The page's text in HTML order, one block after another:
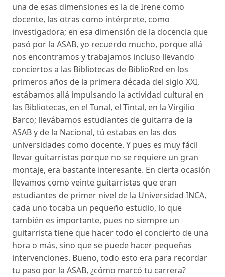
una de esas dimensiones es la de Irene como
docente, las otras como intérprete, como
investigadora; en esa dimensión de la docencia que
pasó por la ASAB, yo recuerdo mucho, porque allá
nos encontramos y trabajamos incluso llevando
conciertos a las Bibliotecas de BiblioRed en los
primeros años de la primera década del siglo XXI,
estábamos allá impulsando la actividad cultural en
las Bibliotecas, en el Tunal, el Tintal, en la Virgilio
Barco; llevábamos estudiantes de guitarra de la
ASAB y de la Nacional, tú estabas en las dos
universidades como docente. Y pues es muy fácil
llevar guitarristas porque no se requiere un gran
montaje, era bastante interesante. En cierta ocasión
llevamos como veinte guitarristas que eran
estudiantes de primer nivel de la Universidad INCA,
cada uno tocaba un pequeño estudio, lo que
también es importante, pues no siempre un
guitarrista tiene que hacer todo el concierto de una
hora o más, sino que se puede hacer pequeñas
intervenciones. Bueno, todo esto era para recordar
tu paso por la ASAB, ¿cómo marcó tu carrera?